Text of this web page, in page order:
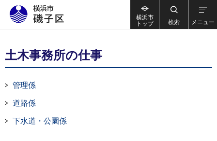
横浜市
トップ
検索 メニュー
土木事務所の仕事
管理係
道路係
下水道・公園係